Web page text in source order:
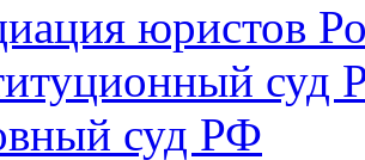
юристов
суд
суд РФ